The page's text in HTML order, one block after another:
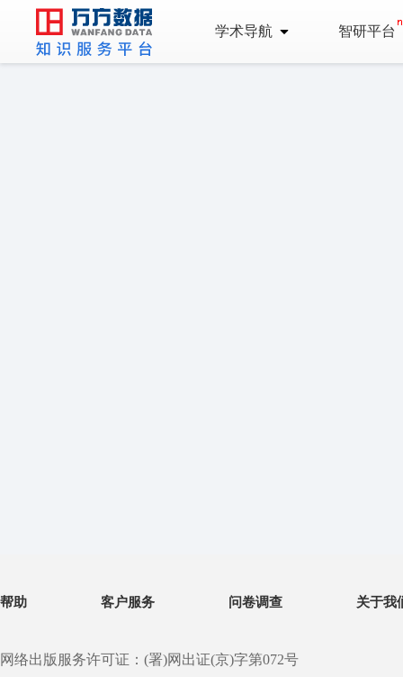
学术导航 智研平台
帮助 客户服务 问卷调查 关于我
网络出版服务许可证：(署)网出证(京)字第072号